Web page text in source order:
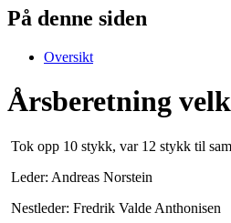
På denne siden
Oversikt
Årsberetning
Tok opp 10 stykk, var 12 stykk til
­ Leder: Andreas Norstein
­ Nest­leder: Fredrik Valde Anthonisen